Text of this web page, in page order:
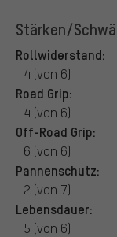
Stärken/
Rollwiderstand:
4 (von 6)
Road Grip:
4 (von 6)
Off-Road Grip:
6 (von 6)
Pannenschutz:
2 (von 7)
Lebensdauer:
5 (von 6)